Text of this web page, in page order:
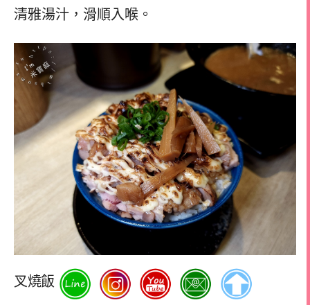
清雅湯汁，滑順入喉。
叉燒飯